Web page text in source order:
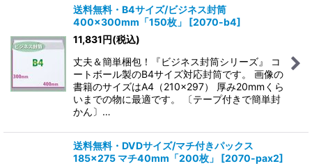
送料無料・B4サイズ/ビジネス封筒
400×300mm「150枚」
[2070-b4]
11,831円(税込)
丈夫＆簡単梱包！『ビジネス封筒シリーズ』 コ
ートボール製のB4サイズ対応封筒です。 画像の
書籍のサイズはA4（210×297） 厚み20mmくら
いまでの物に最適です。 〔テープ付きで簡単封
かん〕…
送料無料・DVDサイズ/マチ付きパックス
185×275 マチ40mm「200枚」
[2070-pax2]